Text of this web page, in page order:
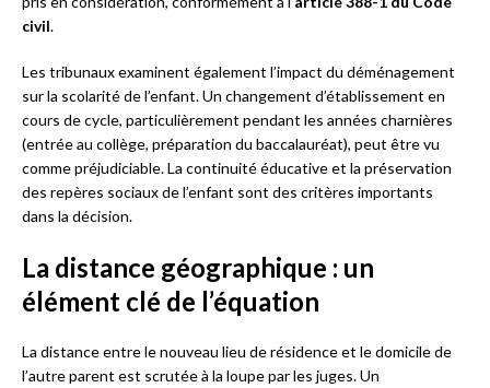
civil.
Les tribunaux examinent également l’impact du déménagement
sur la scolarité de l’enfant. Un changement d’établissement en
cours de cycle, particulièrement pendant les années charnières
(entrée au collège, préparation du baccalauréat), peut être vu
comme préjudiciable. La continuité éducative et la préservation
des repères sociaux de l’enfant sont des critères importants
dans la décision.
La distance géographique : un
élément clé de l’équation
La distance entre le nouveau lieu de résidence et le domicile de
l’autre parent est scrutée à la loupe par les juges. Un